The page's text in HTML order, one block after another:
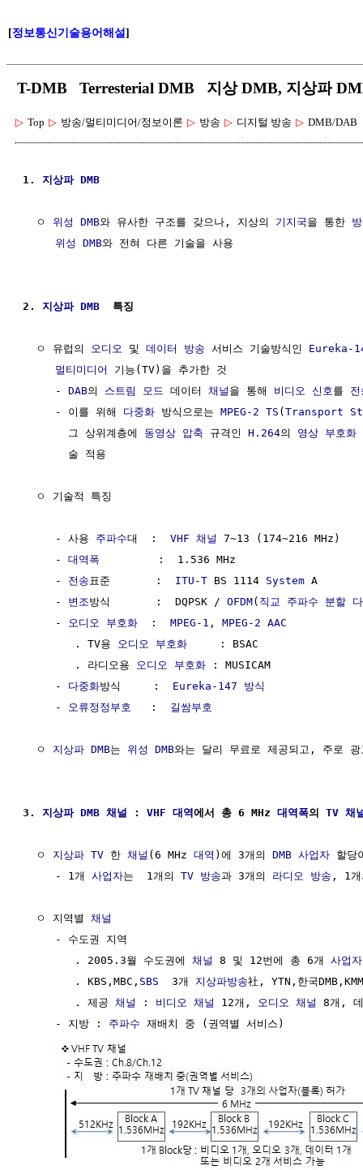
[정보통신기술용어해설]
T-DMB Terresterial DMB 지상 DMB, 지상파
▷ Top ▷ 방송/멀티미디어/정보이론 ▷ 방송 ▷ 디지털 방송 ▷ DMB/DAB
1. 지상파 DMB
  ㅇ
위성 DMB와 유사한 구조를 갖으나, 지상의 기지국을 통한
위성 DMB와 전혀 다른 기술을 사용
2. 지상파 DMB
  특징
  ㅇ 유럽의
오디오 및 데이터 방송 서비스 기술방식인 Eureka-
멀티미디어
기능(TV)을 추가한 것
     -
DAB의 스트림 모드 데이터 채널 을 통해 비디오 신호를 전
     - 이를 위해
다중화 방식으로는 MPEG-2 TS (Transport
       그 상위계층에
동영상 압축 규격인 H.264의 영상 부호화
       술 적용
  ㅇ 기술적 특징
     - 사용
주파수대  : VHF 채널
7~13 (174~216 MHz)
     -
대역폭
         :  1.536 MHz
     -
전송표준       : ITU-T BS 1114 System A
     -
변조방식       :  DQPSK / OFDM( 직교 주파수 분할
     -
오디오 부호화
  :
MPEG-1 , MPEG-2 AAC
        . TV용
오디오 부호화
     : BSAC
        . 라디오용
오디오 부호화 : MUSICAM
     -
다중화방식     : Eureka-147 방식
     -
오류정정부호
   :
길쌈부호
  ㅇ
지상파 DMB는 위성 DMB와는 달리 무료로 제공되고, 주로 광
3. 지상파 DMB 채널 : VHF 대역에서 총 6 MHz 대역폭의 TV 채
  ㅇ
지상파 TV 한 채널 (6 MHz 대역 )에 3개의 DMB 사업자 할당
     - 1개
사업자는  1개의 TV 방송과 3개의 라디오 방송 , 1개
  ㅇ 지역별
채널
     - 수도권 지역
        . 2005.3월 수도권에
채널 8 및 12번에 총 6개 사업자
        . KBS,MBC,
SBS
  3개
지상파방송社, YTN,한국
        . 제공
채널 : 비디오 채널 12개, 오디오 채널
8개,
     - 지방 :
주파수 재배치 중 (권역별 서비스)